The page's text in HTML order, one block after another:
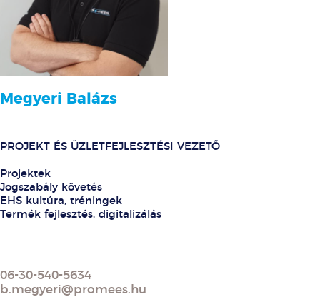
Megyeri Balázs
PROJEKT ÉS ÜZLETFEJLESZTÉSI VEZETŐ
Projektek
Jogszabály követés
EHS kultúra, tréningek
Termék fejlesztés, digitalizálás
06-30-540-5634
b.megyeri@promees.hu